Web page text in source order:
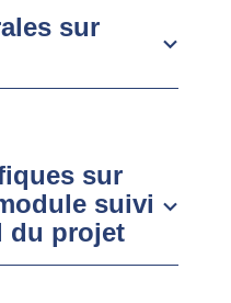
sur
sur
suivi
du projet